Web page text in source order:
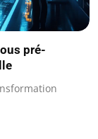
pré-